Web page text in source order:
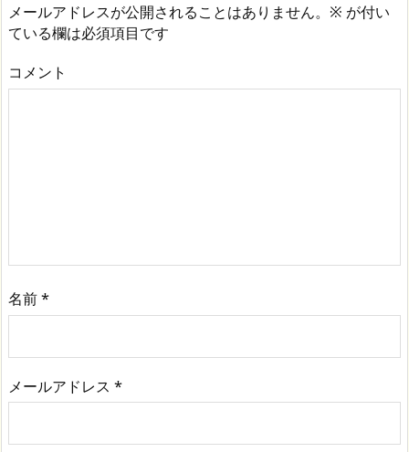
メールアドレスが公開されることはありません。 ※ が付い
ている欄は必須項目です
コメント
名前*
メールアドレス *